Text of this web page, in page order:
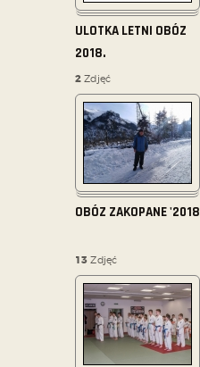
ULOTKA LETNI OBÓZ
2018.
2 Zdjęć
OBÓZ ZAKOPANE '2018
13 Zdjęć